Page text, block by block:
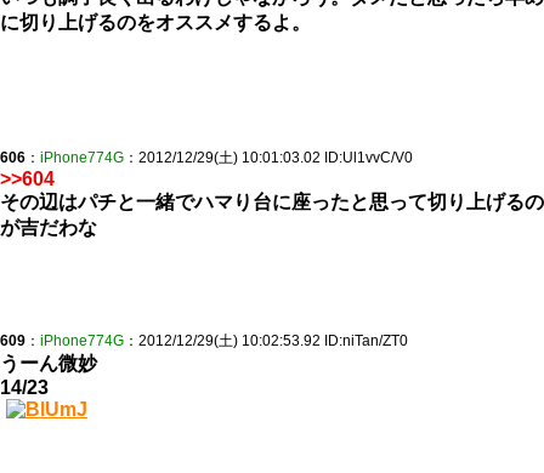
に切り上げるのをオススメするよ。
606 ： iPhone774G ：2012/12/29(土) 10:01:03.02 ID:Ul1vvC/V0
>>604
その辺はパチと一緒でハマり台に座ったと思って切り上げるの
が吉だわな
609 ： iPhone774G ：2012/12/29(土) 10:02:53.92 ID:niTan/ZT0
うーん微妙
14/23